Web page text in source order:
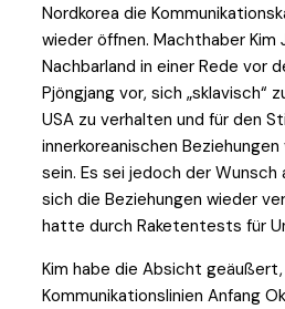
Nordkorea die
wieder öffnen. Machthaber Kim
Nachbarland in einer Rede vor
Pjöngjang vor, sich „sklavisch“
USA zu verhalten und für den
innerkoreanischen
sein. Es sei jedoch der Wunsch
sich die Beziehungen wieder
hatte durch Raketentests für
Kim habe die Absicht
Kommunikationslinien Anfang